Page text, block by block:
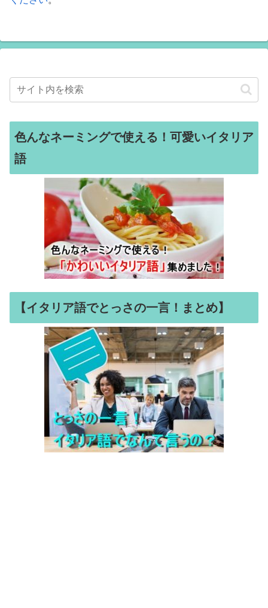
色んなネーミングで使える！可愛いイタリア
語
【イタリア語でとっさの一言！まとめ】